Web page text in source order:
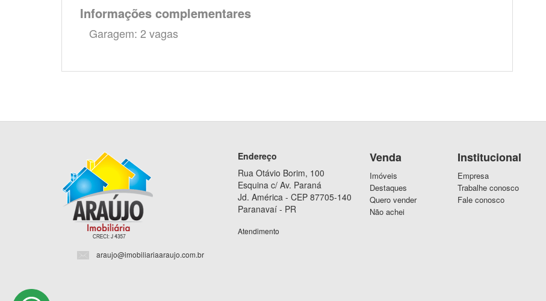
Informações complementares
Garagem: 2 vagas
araujo@imobiliariaaraujo.com.br
Endereço
Rua Otávio Borim, 100
Esquina c/ Av. Paraná
Jd. América - CEP 87705-140
Paranavaí - PR
Atendimento
Venda
Imóveis
Destaques
Quero vender
Não achei
Institucional
Empresa
Trabalhe conosco
Fale conosco